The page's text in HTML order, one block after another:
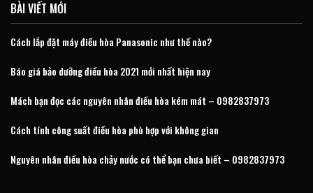
BÀI VIẾT MỚI
Cách lắp đặt máy điều hòa Panasonic như thế nào?
Báo giá bảo dưỡng điều hòa 2021 mới nhất hiện nay
Mách bạn đọc các nguyên nhân điều hòa kém mát – 0982837973
Cách tính công suất điều hòa phù hợp với không gian
Nguyên nhân điều hòa chảy nước có thể bạn chưa biết – 0982837973